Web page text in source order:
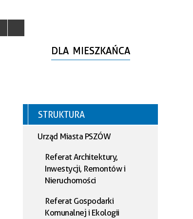
DLA MIESZKAŃCA
STRUKTURA
Urząd Miasta PSZÓW
Referat Architektury,
Inwestycji, Remontów i
Nieruchomości
Referat Gospodarki
Komunalnej i Ekologii